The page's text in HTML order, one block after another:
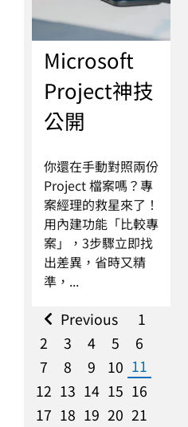
Microsoft
Project神技
公開
你還在手動對照兩份
Project 檔案嗎？專
案經理的救星來了！
用內建功能「比較專
案」，3步驟立即找
出差異，省時又精
準，...
Previous
1
2
3 4 5
6
7
8 9 10 11
12 13 14 15 16
17 18 19 20 21